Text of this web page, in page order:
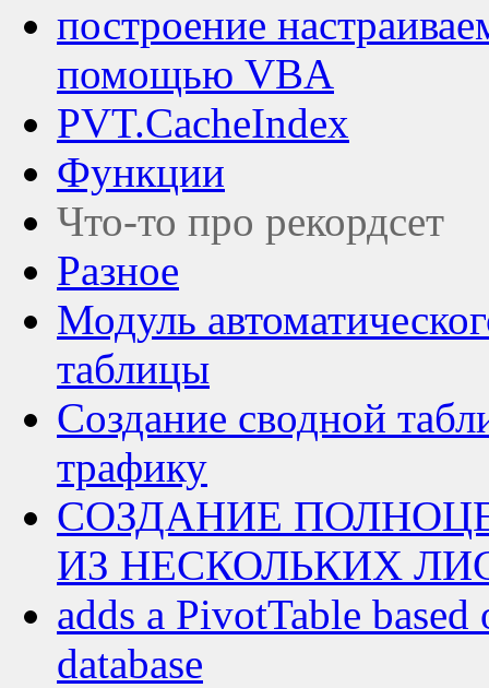
построение
помощью VBA
PVT.CacheIndex
Функции
Что-то про рекордсет
Разное
Модуль
таблицы
Создание сводной
трафику
СОЗДАНИЕ
ИЗ НЕСКОЛЬКИХ
adds a PivotTable
database